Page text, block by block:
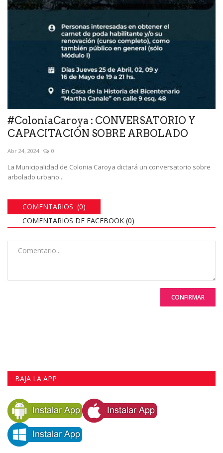
#ColoniaCaroya : CONVERSATORIO Y
CAPACITACIÓN SOBRE ARBOLADO
Abr 24, 2024 0
La Municipalidad de Colonia Caroya dictará un conversatorio sobre
arbolado urbano...
COMENTARIOS (0)
COMENTARIOS DE FACEBOOK (0)
CONFIRMAR
BAJA LA APP